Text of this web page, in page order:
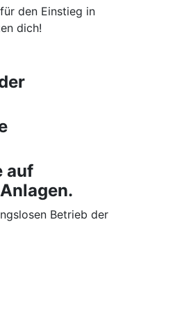
den Einstieg in
dich!
auf
Betrieb der